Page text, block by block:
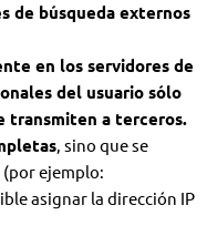
de búsqueda externos
en los servidores de
del usuario sólo
transmiten a terceros.
, sino que se
(por ejemplo:
asignar la dirección IP